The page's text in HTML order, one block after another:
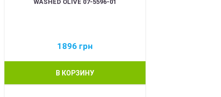
WASHED OLIVE 07-5596-01
1896 грн
В КОРЗИНУ